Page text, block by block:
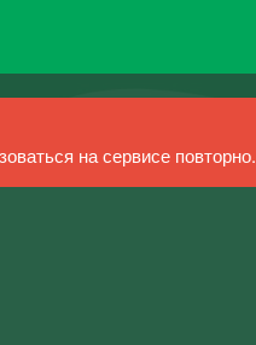
на сервисе повторно.